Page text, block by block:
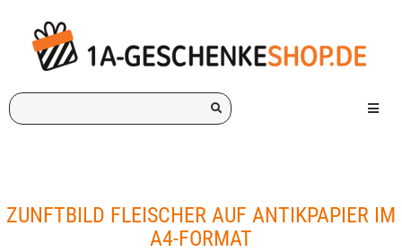
Ich
suche
Menü
ZUNFTBILD FLEISCHER AUF ANTIKPAPIER IM
A4-FORMAT